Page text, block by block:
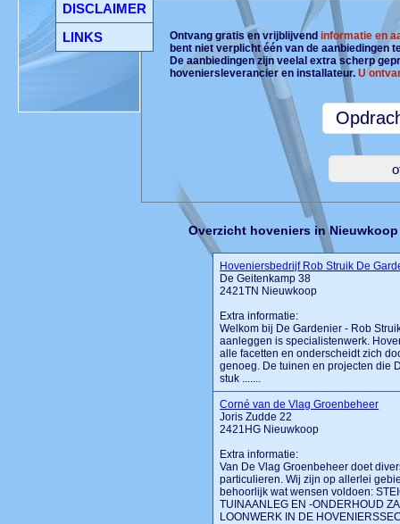
DISCLAIMER
LINKS
Ontvang gratis en vrijblijvendinformatie en
bent niet verplicht één van de aanbiedingen
De aanbiedingen zijn veelal extra scherp
hoveniersleverancier en installateur.U
Overzicht hoveniers in Nieuwkoop
Hoveniersbedrijf Rob Struik De
De Geitenkamp 38
2421TN Nieuwkoop
Extra informatie:
Welkom bij De Gardenier - Rob
aanleggen is specialistenwerk.
alle facetten en onderscheidt zich
genoeg. De tuinen en projecten die
stuk .......
Corné van de Vlag Groenbeheer
Joris Zudde 22
2421HG Nieuwkoop
Extra informatie:
Van De Vlag Groenbeheer doet
particulieren. Wij zijn op allerlei
behoorlijk wat wensen voldoen:
TUINAANLEG EN -ONDERHOUD
LOONWERK IN DE